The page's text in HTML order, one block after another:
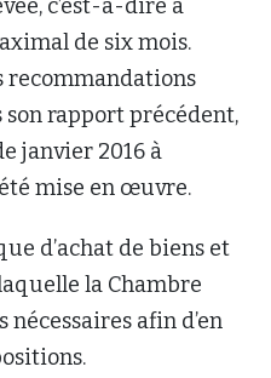
c’est-à-dire à
de six mois.
recommandations
son rapport précédent,
janvier 2016 à
été mise en œuvre.
d’achat de biens et
la Chambre
afin d’en